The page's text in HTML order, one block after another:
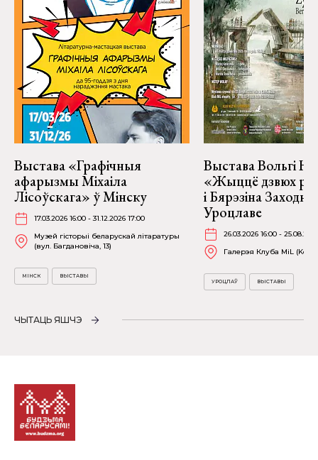
Выстава «Графічныя
афарызмы Міхаіла
Лісоўскага» ў Мінску
17.03.2026 16:00 - 31.12.2026 17:00
Музей гісторыі беларускай літаратуры
(вул. Багдановіча, 13)
МІНСК ВЫСТАВЫ
Выстава Вольгі
«Жыццё дзвюх
і Бярэзіна
Уроцлаве
26.03.2026 16:00 -
Галерэя Клуба MiL
УРОЦЛАЎ ВЫСТАВЫ
ЧЫТАЦЬ ЯШЧЭ